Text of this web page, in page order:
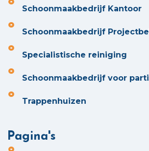
Schoonmaakbedrijf Kantoor
Schoonmaakbedrijf
Specialistische reiniging
Schoonmaakbedrijf voor
Trappenhuizen
Pagina's